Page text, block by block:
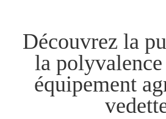
Découvrez la
la
équipement